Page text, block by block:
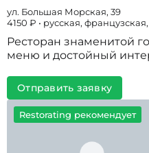
ул. Большая Морская, 39
4150 ₽ • русская,
Ресторан знаменитой
меню и достойный
Отправить заявку
Restorating рекомендует